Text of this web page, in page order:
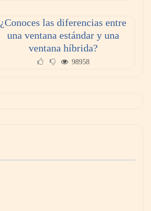
¿Conoces las diferencias entre
una ventana estándar y una
ventana híbrida?
98958